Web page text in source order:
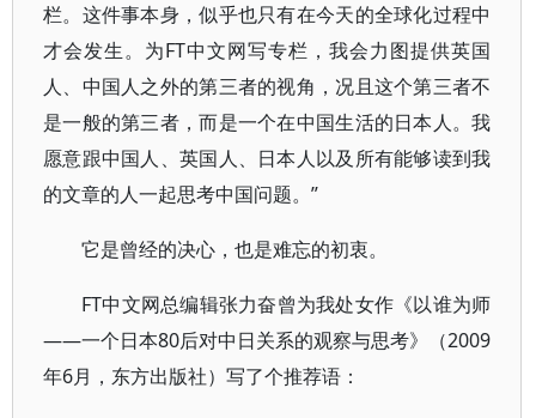
栏。这件事本身，似乎也只有在今天的全球化过程中
才会发生。为FT中文网写专栏，我会力图提供英国
人、中国人之外的第三者的视角，况且这个第三者不
是一般的第三者，而是一个在中国生活的日本人。我
愿意跟中国人、英国人、日本人以及所有能够读到我
的文章的人一起思考中国问题。”
它是曾经的决心，也是难忘的初衷。
FT中文网总编辑张力奋曾为我处女作《以谁为师
——一个日本80后对中日关系的观察与思考》（2009
年6月，东方出版社）写了个推荐语：